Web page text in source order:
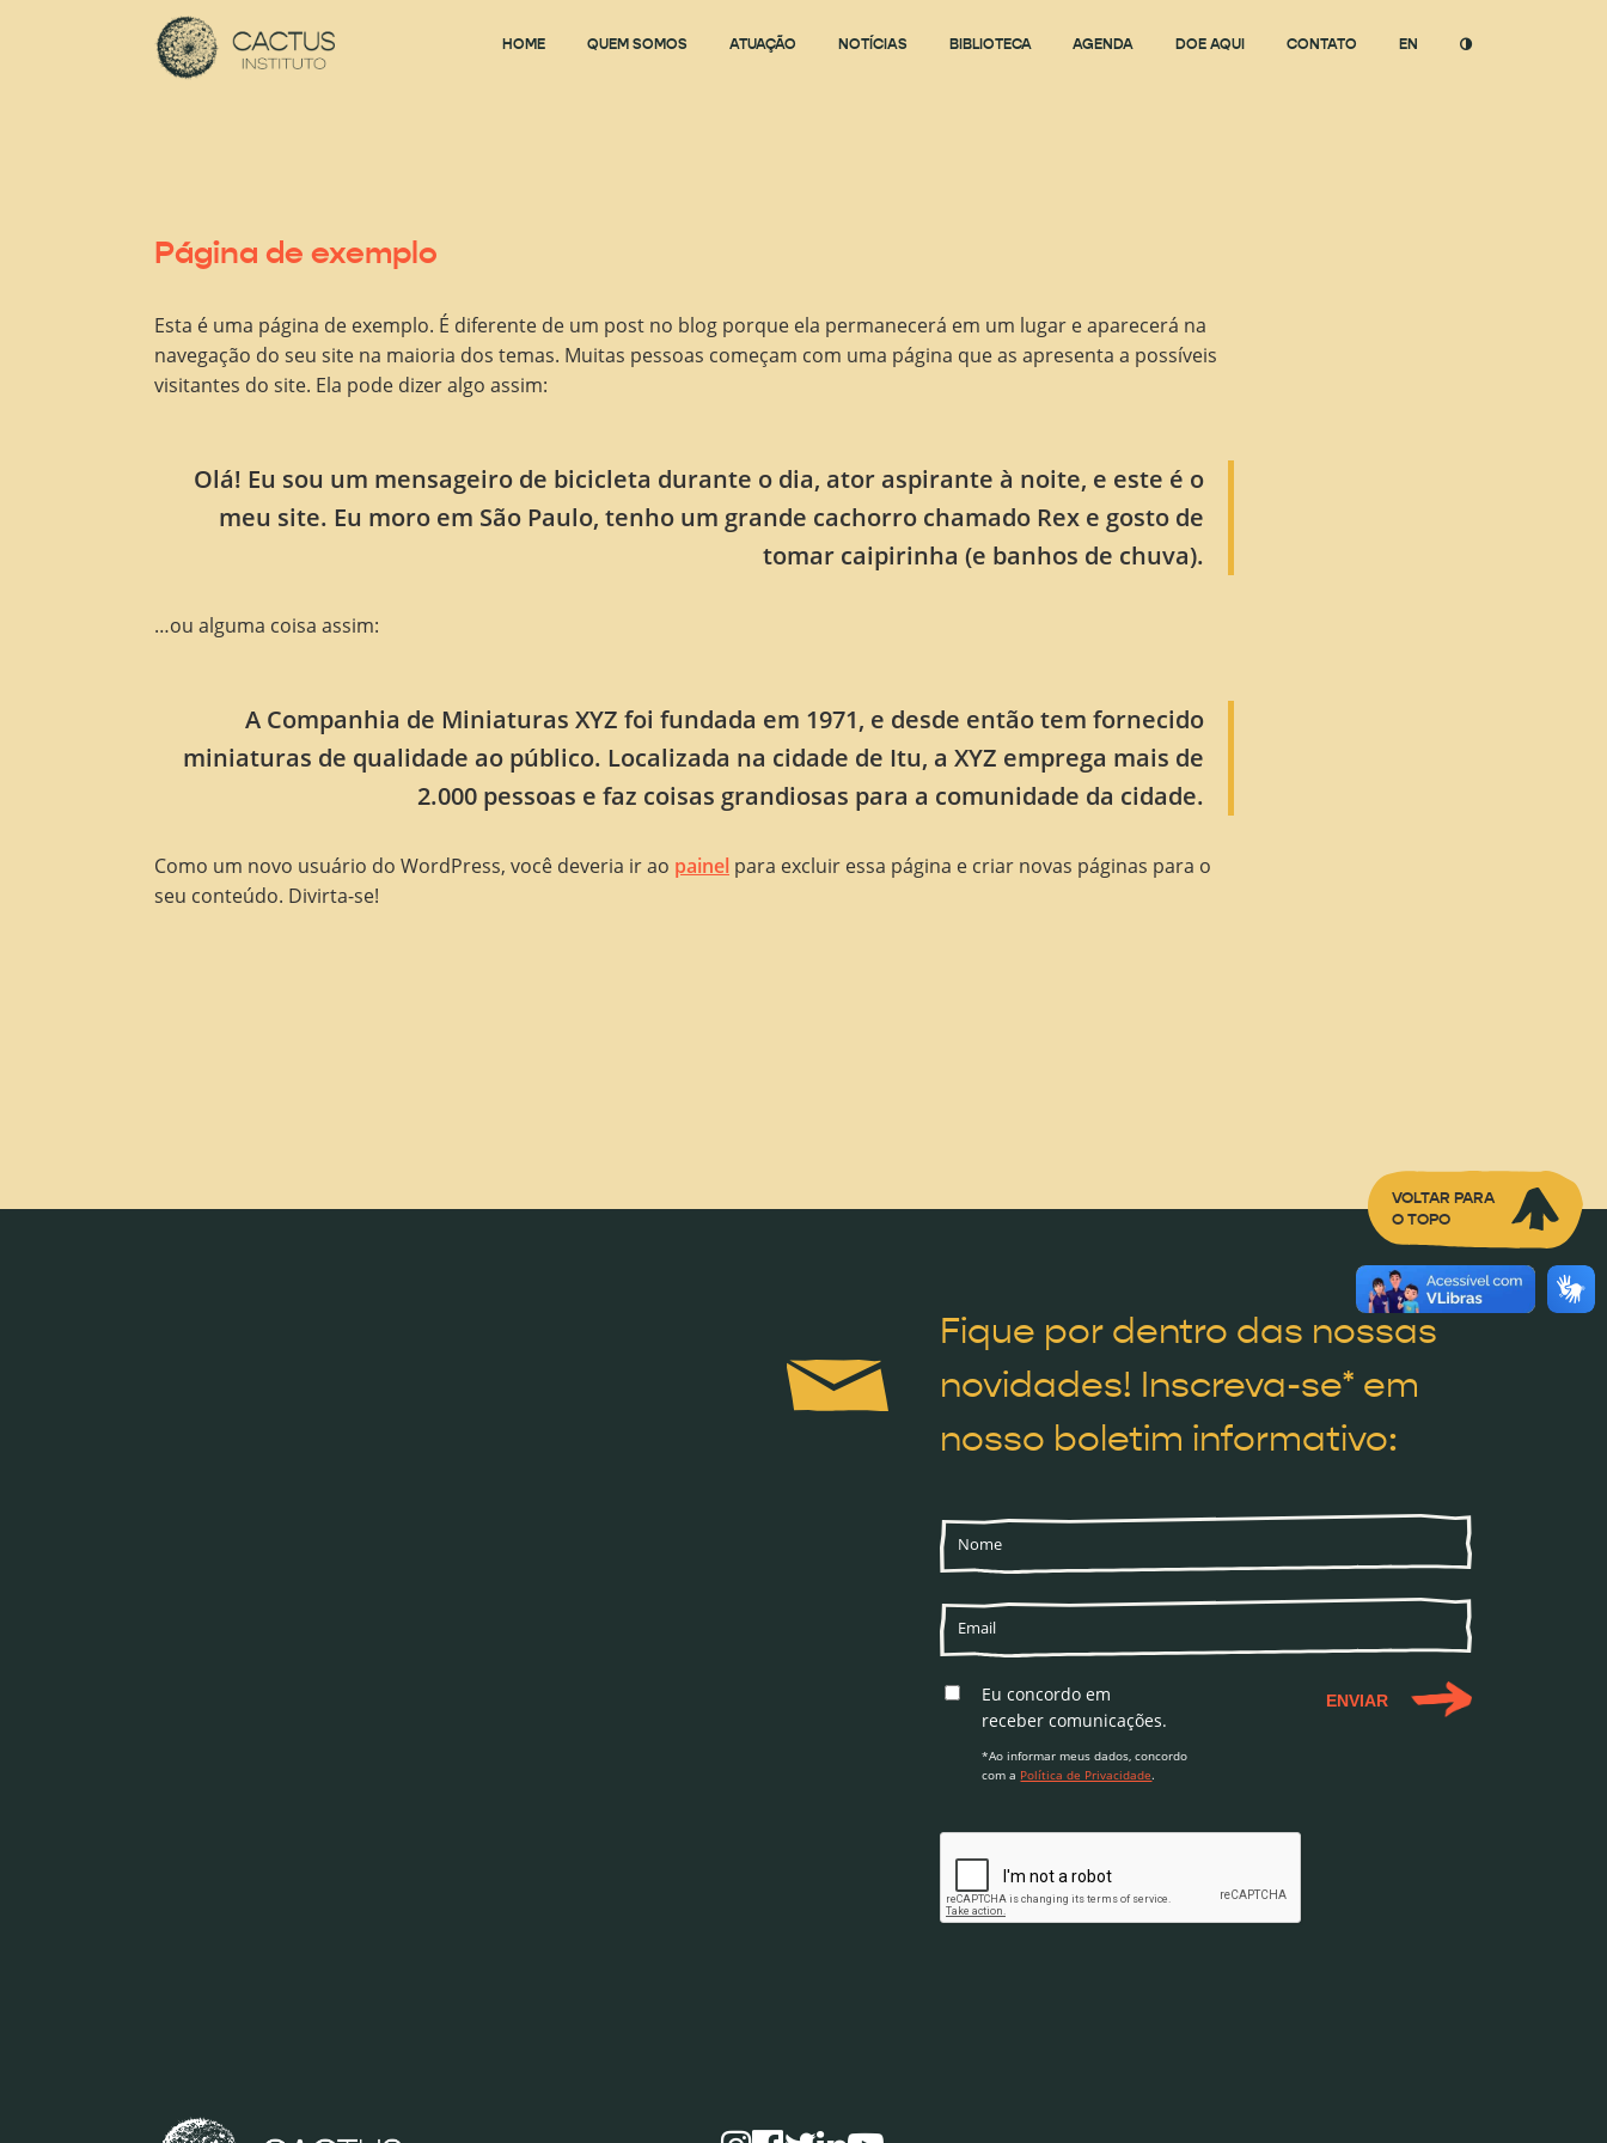
HOME QUEM SOMOS ATUAÇÃO NOTÍCIAS BIBLIOTECA AGENDA DOE AQUI CONTATO EN
Página de exemplo
Esta é uma página de exemplo. É diferente de um post no blog porque ela permanecerá em um lugar e aparecerá na
navegação do seu site na maioria dos temas. Muitas pessoas começam com uma página que as apresenta a possíveis
visitantes do site. Ela pode dizer algo assim:
Olá! Eu sou um mensageiro de bicicleta durante o dia, ator aspirante à noite, e este é o
meu site. Eu moro em São Paulo, tenho um grande cachorro chamado Rex e gosto de
tomar caipirinha (e banhos de chuva).
…ou alguma coisa assim:
A Companhia de Miniaturas XYZ foi fundada em 1971, e desde então tem fornecido
miniaturas de qualidade ao público. Localizada na cidade de Itu, a XYZ emprega mais de
2.000 pessoas e faz coisas grandiosas para a comunidade da cidade.
Como um novo usuário do WordPress, você deveria ir ao painel para excluir essa página e criar novas páginas para o
seu conteúdo. Divirta-se!
VOLTAR PARA
O TOPO
Fique por dentro das nossas
novidades! Inscreva-se* em
nosso boletim informativo:
Eu concordo em
receber comunicações.
*Ao informar meus dados, concordo
com a Política de Privacidade.
ENVIAR